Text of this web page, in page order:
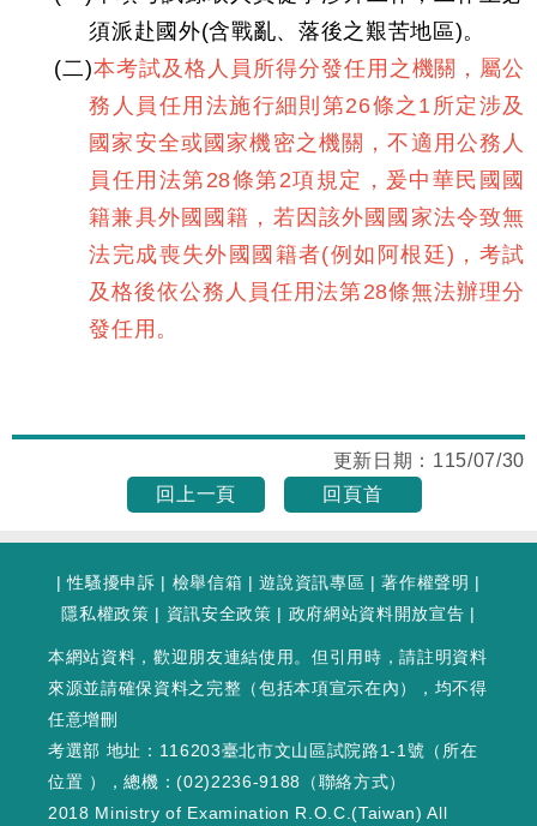
須派赴國外(含戰亂、落後之艱苦地區)。
(二)本考試及格人員所得分發任用之機關，屬公
務人員任用法施行細則第26條之1所定涉及
國家安全或國家機密之機關，不適用公務人
員任用法第28條第2項規定，爰中華民國國
籍兼具外國國籍，若因該外國國家法令致無
法完成喪失外國國籍者(例如阿根廷)，考試
及格後依公務人員任用法第28條無法辦理分
發任用。
更新日期： 115/07/30
回上一頁
回頁首
|性騷擾申訴 | 檢舉信箱 |遊說資訊專區 |著作權聲明 |
隱私權政策 | 資訊安全政策 | 政府網站資料開放宣告 |
本網站資料，歡迎朋友連結使用。但引用時，請註明資料
來源並請確保資料之完整（包括本項宣示在內），均不得
任意增刪
考選部 地址：116203臺北市文山區試院路1-1號（ 所在
位置 ），總機：(02)2236-9188（聯絡方式）
2018 Ministry of Examination R.O.C.(Taiwan) All